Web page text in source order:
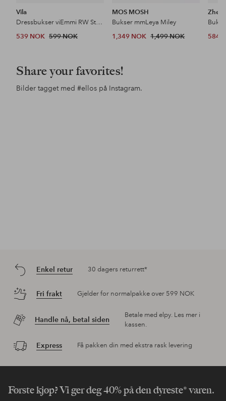
Vila
Dressbukser viEmmi RW Straight Pant
539 NOK 599 NOK
MOS MOSH
Bukser mmLeya Miley
1,349 NOK 1,499 NOK 584
Share your favorites!
Bilder tagget med #ellos på Instagram.
Enkel retur 30 dagers returrett*
Fri frakt Gjelder for normalpakke over 599 NOK
Handle nå, betal siden
Betale med elpy. Les mer i
kassen.
Express Få pakken din med ekstra rask levering
Første kjøp? Vi ger deg 40% på den dyreste* varen.